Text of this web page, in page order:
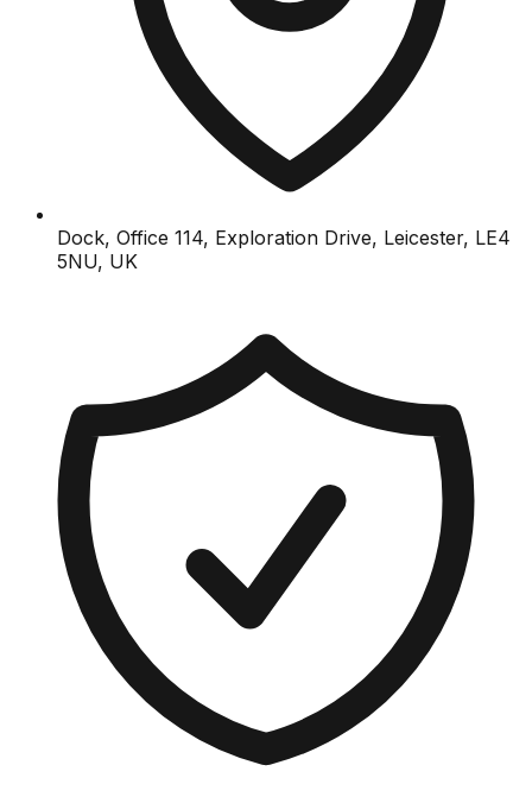
Dock, Office 114, Exploration Drive, Leicester, LE4
5NU, UK